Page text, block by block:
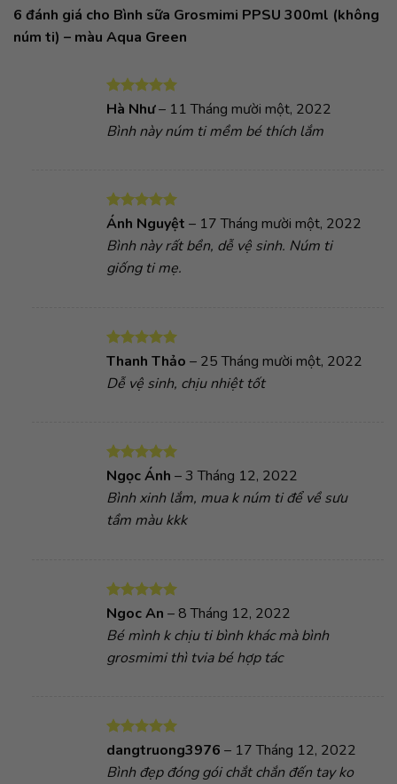
6 đánh giá cho Bình sữa Grosmimi PPSU 300ml (không
núm ti) – màu Aqua Green
Được xếp
sao
Hà Như– 11 Tháng mười một, 2022
Bình này núm ti mềm bé thích lắm
Được xếp
5
sao
Ánh Nguyệt – 17 Tháng mười một, 2022
Bình này rất bền, dễ vệ sinh. Núm ti
giống ti mẹ.
Được xếp
sao
Thanh Thảo – 25 Tháng mười một, 2022
Dễ vệ sinh, chịu nhiệt tốt
Được xếp
hạng
sao
Ngọc Ánh –3 Tháng 12, 2022
Bình xinh lắm, mua k núm ti để về sưu
tầm màu kkk
Được xếp
hạng
sao
Ngoc An – 8 Tháng 12, 2022
Bé mình k chịu ti bình khác mà bình
grosmimi thì tvia bé hợp tác
Được xếp
hạng
sao
dangtruong3976 – 17 Tháng 12, 2022
Bình đẹp đóng gói chắt chắn đến tay ko